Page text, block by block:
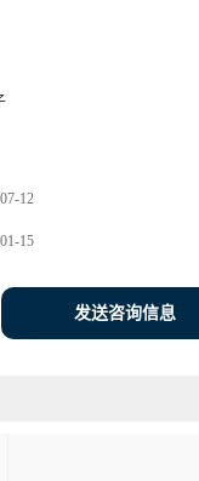
12
15
发送咨询信息